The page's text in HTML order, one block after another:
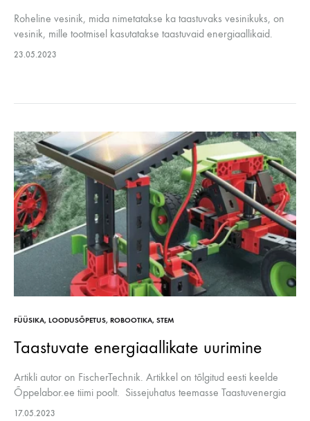
Roheline vesinik, mida nimetatakse ka taastuvaks vesinikuks, on
vesinik, mille tootmisel kasutatakse taastuvaid energiaallikaid.
Vesinik ei ole primaarenergia allikas, vaid energiakandja, selle
23.05.2023
FÜÜSIKA, LOODUSÕPETUS, ROBOOTIKA, STEM
Taastuvate energiaallikate uurimine
Artikli autor on FischerTechnik. Artikkel on tõlgitud eesti keelde
Õppelabor.ee tiimi poolt. Sissejuhatus teemasse Taastuvenergia
on energia tootmine jätkusuutlikest allikatest, nagu päike, tuul, vesi,
17.05.2023